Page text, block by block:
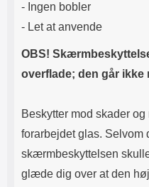
- Ingen bobler
- Let at anvende
OBS!
overflade; den går ikke
Beskytter mod skader
forarbejdet glas. Selvom
skærmbeskyttelsen
glæde dig over at den